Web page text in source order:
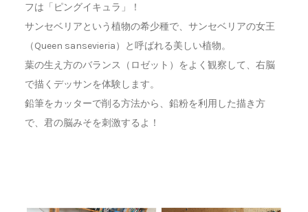
フは「ピングイキュラ」！
サンセベリアという植物の希少種で、サンセベリアの女王
（Queen sansevieria）と呼ばれる美しい植物。
葉の生え方のバランス（ロゼット）をよく観察して、右脳
で描くデッサンを体験します。
鉛筆をカッターで削る方法から、鉛粉を利用した描き方
で、君の脳みそを刺激するよ！